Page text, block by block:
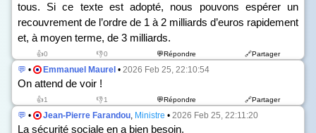
tous. Si ce texte est adopté, nous pouvons espérer un
recouvrement de l’ordre de 1 à 2 milliards d’euros rapidement
et, à moyen terme, de 3 milliards.
👍0 👎0 💬Répondre 🔗Partager
💬 • Emmanuel Maurel • 2026 Feb 25, 22:10:54
On attend de voir !
👍1 👎1 💬Répondre 🔗Partager
💬 • Jean-Pierre Farandou, Ministre • 2026 Feb 25, 22:11:20
La sécurité sociale en a bien besoin.